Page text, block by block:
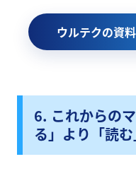
ウルテクの資
6. これからの
る」より「読